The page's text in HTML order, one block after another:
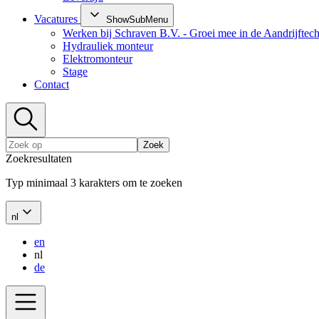
Vacatures
ShowSubMenu
Werken bij Schraven B.V. - Groei mee in de
Hydrauliek monteur
Elektromonteur
Stage
Contact
Zoek
Zoekresultaten
Typ minimaal 3 karakters om te zoeken
nl
en
nl
de